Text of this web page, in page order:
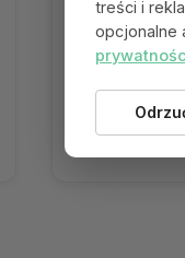
treści i
opcjonalne